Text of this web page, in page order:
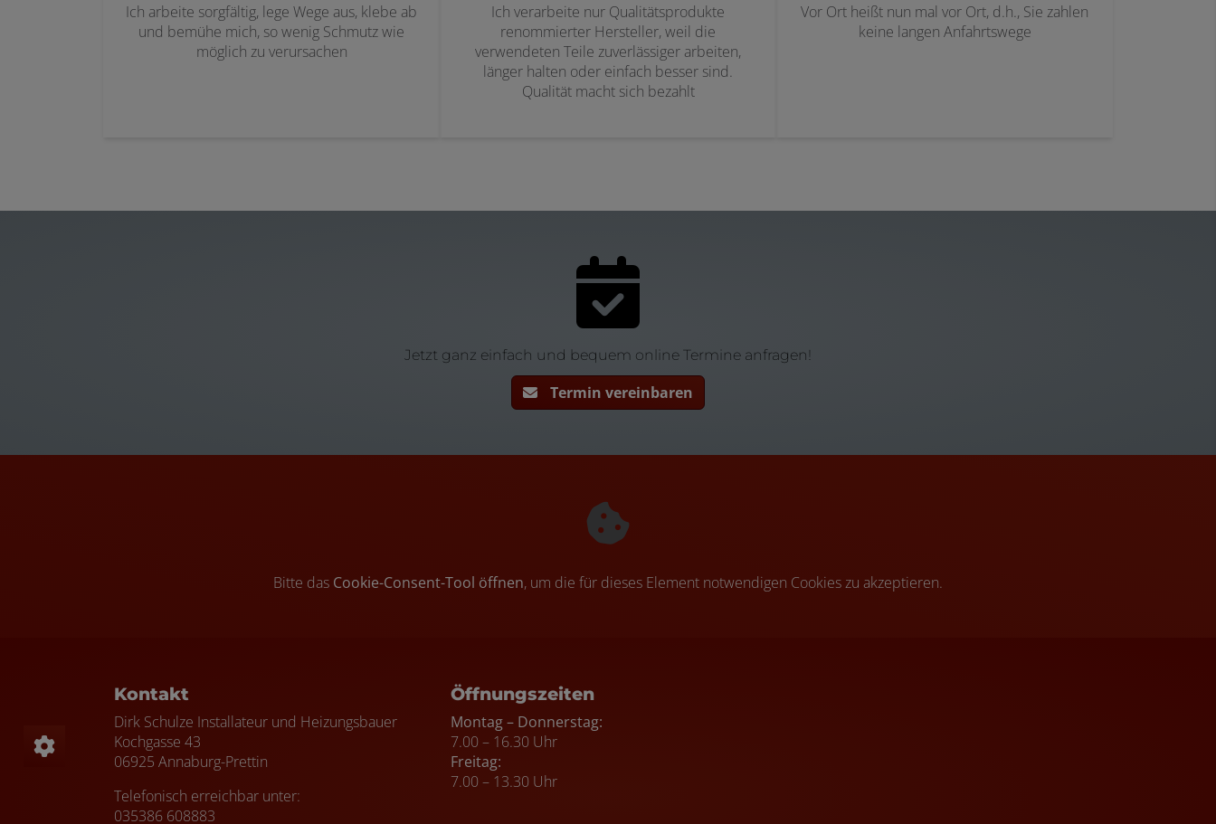
Ich arbeite sorgfältig, lege Wege aus, klebe ab
und bemühe mich, so wenig Schmutz wie
möglich zu verursachen
Ich verarbeite nur Qualitätsprodukte
renommierter Hersteller, weil die
verwendeten Teile zuverlässiger arbeiten,
länger halten oder einfach besser sind.
Qualität macht sich bezahlt
Vor Ort heißt nun mal vor Ort, d.h., Sie zahlen
keine langen Anfahrtswege
Jetzt ganz einfach und bequem online Termine anfragen!
Termin vereinbaren
Bitte das Cookie-Consent-Tool öffnen, um die für dieses Element notwendigen Cookies zu akzeptieren.
Footer - Kontaktdaten und Öffnungszeiten
Kontakt
Dirk Schulze Installateur und Heizungsbauer
Kochgasse 43
06925 Annaburg-Prettin
Telefonisch erreichbar unter:
035386 608883
Öffnungszeiten
Montag – Donnerstag:
7.00 – 16.30 Uhr
Freitag:
7.00 – 13.30 Uhr